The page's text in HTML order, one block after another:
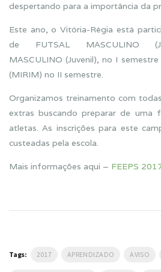
despertando para a importância da
Este ano, o Vitória-Régia está
de FUTSAL MASCULINO
MASCULINO (Juvenil), no I
(MIRIM) no II semestre.
Organizamos treinamento com
extras buscando preparar de uma
atletas. As inscrições para este
custeadas pela escola.
Mais informações aqui – FEEPS
Tags: 2017 APRENDIZADO AVISO